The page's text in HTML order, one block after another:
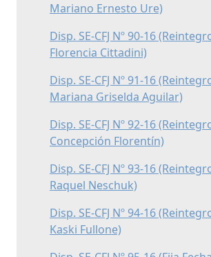
Mariano Ernesto Ure)
Disp. SE-CFJ Nº 90-16
Florencia Cittadini)
Disp. SE-CFJ Nº 91-16
Mariana Griselda Aguilar)
Disp. SE-CFJ Nº 92-16
Concepción Florentín)
Disp. SE-CFJ Nº 93-16
Raquel Neschuk)
Disp. SE-CFJ Nº 94-16
Kaski Fullone)